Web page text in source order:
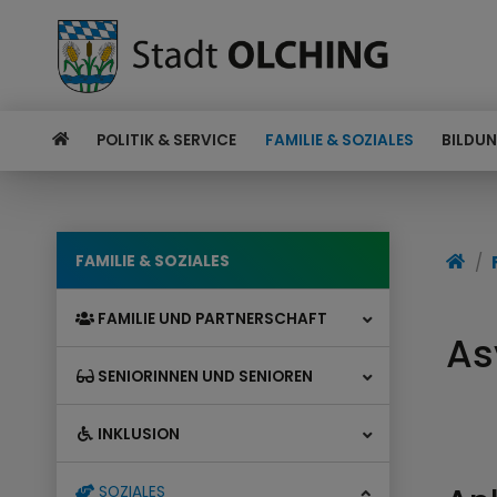
POLITIK & SERVICE FAMILIE & SOZIALES
FAMILIE & SOZIALES
FAMILIE UND PARTNERSCHAFT
SENIORINNEN UND SENIOREN
INKLUSION
SOZIALES